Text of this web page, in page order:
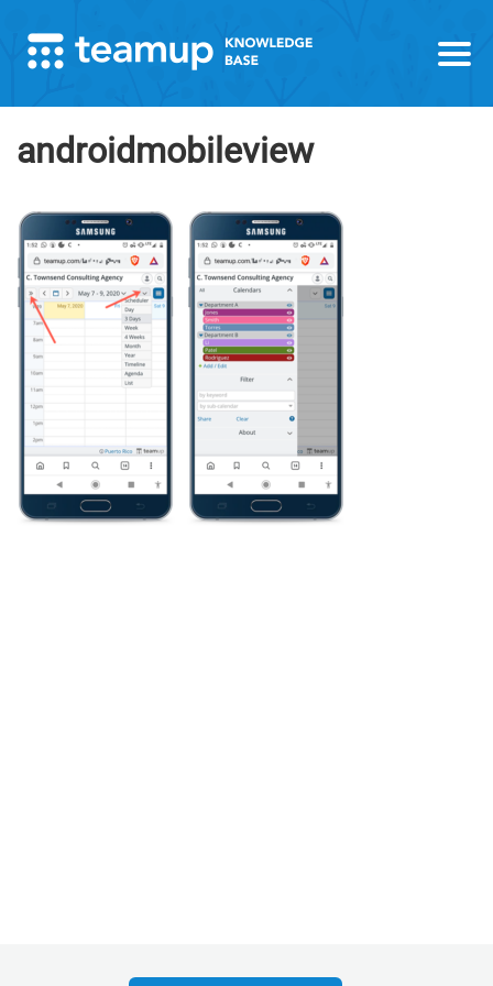
androidmobileview